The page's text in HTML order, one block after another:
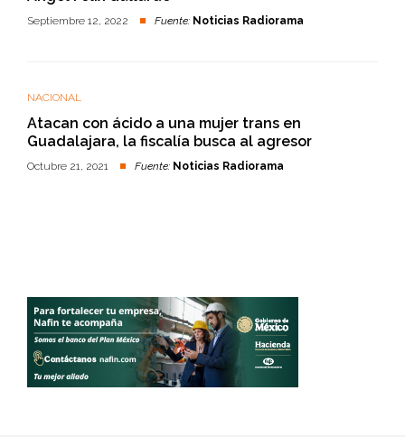
Septiembre 12, 2022 Fuente: Noticias Radiorama
NACIONAL
Atacan con ácido a una mujer trans en
Guadalajara, la fiscalía busca al agresor
Octubre 21, 2021 Fuente: Noticias Radiorama